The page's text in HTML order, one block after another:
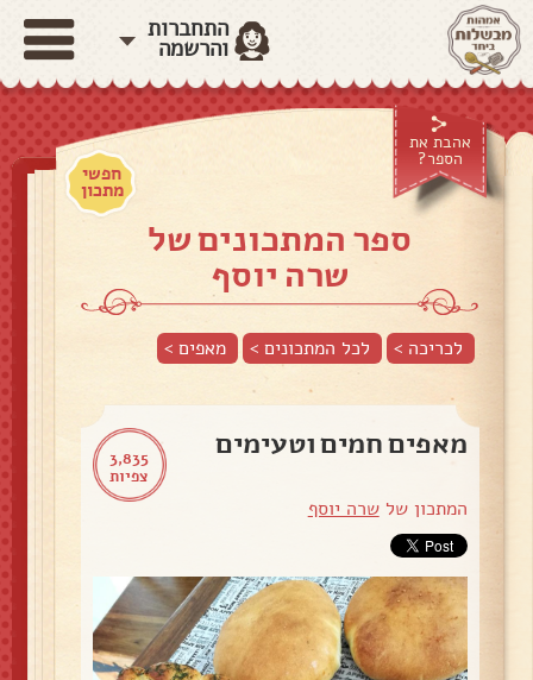
התחברות
והרשמה
אהבת את
הספר?
חפשי
מתכון
ספר המתכונים של
שרה יוסף
לכריכה > לכל המתכונים > מאפים>
3,835
צפיות
מאפים חמים וטעימים
המתכון שלשרה יוסף